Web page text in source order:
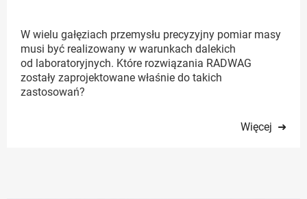
W wielu gałęziach przemysłu precyzyjny pomiar masy
musi być realizowany w warunkach dalekich
od laboratoryjnych. Które rozwiązania RADWAG
zostały zaprojektowane właśnie do takich
zastosowań?
Więcej ➜